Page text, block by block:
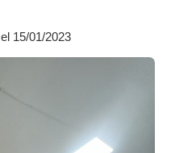
el 15/01/2023